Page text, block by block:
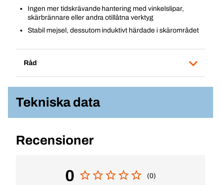
Ingen mer tidskrävande hantering med vinkelslipar,
skärbrännare eller andra otillåtna verktyg
Stabil mejsel, dessutom induktivt härdade i skärområdet
Råd
Tekniska data
Recensioner
0 (0)